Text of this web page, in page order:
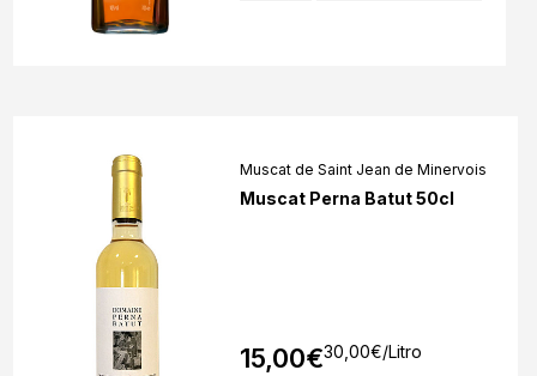
Muscat de Saint Jean de Minervois
Muscat Perna Batut 50cl
15,00€30,00€/Litro